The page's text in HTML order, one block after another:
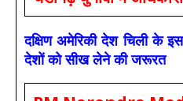
दक्षिण अमेरिकी देश चिली के
देशों को सीख लेने की जरूरत